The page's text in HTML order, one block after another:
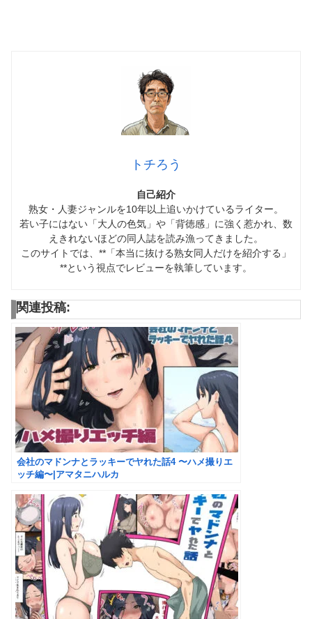
トチろう
自己紹介
熟女・人妻ジャンルを10年以上追いかけているライター。
若い子にはない「大人の色気」や「背徳感」に強く惹かれ、数
えきれないほどの同人誌を読み漁ってきました。
このサイトでは、**「本当に抜ける熟女同人だけを紹介する」
**という視点でレビューを執筆しています。
関連投稿:
会社のマドンナとラッキーでヤれた話4 〜ハメ撮りエ
ッチ編〜|アマタニハルカ